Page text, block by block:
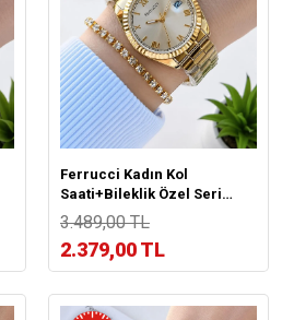
Ferrucci Kadın Kol
Saati+Bileklik Özel Seri
Çelik Kordon Kararma Renk
Atma Yapmaz BİLEKTE.F.07.3
3.489,00 TL
2.379,00 TL